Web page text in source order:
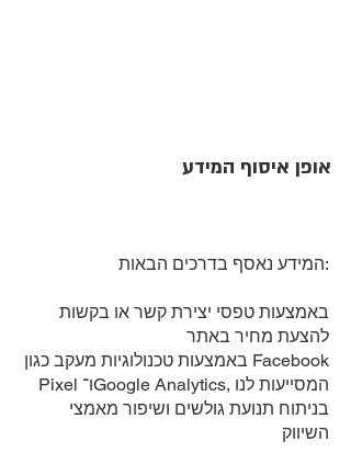
אופן איסוף המידע
המידע נאסף בדרכים הבאות:
באמצעות טפסי יצירת קשר או בקשות
להצעת מחיר באתר
באמצעות טכנולוגיות מעקב כגון Facebook
Pixel ו־Google Analytics, המסייעות לנו
בניתוח תנועת גולשים ושיפור מאמצי
השיווק